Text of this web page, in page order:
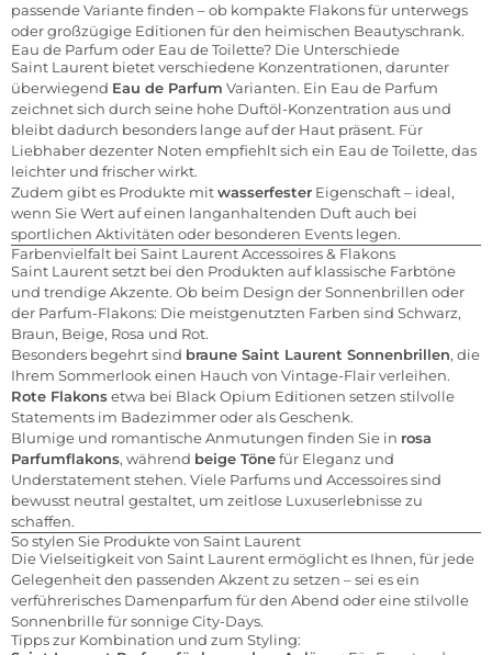
passende Variante finden – ob kompakte Flakons für unterwegs
oder großzügige Editionen für den heimischen Beautyschrank.
Eau de Parfum oder Eau de Toilette? Die Unterschiede
Saint Laurent bietet verschiedene Konzentrationen, darunter
überwiegend Eau de Parfum Varianten. Ein Eau de Parfum
zeichnet sich durch seine hohe Duftöl-Konzentration aus und
bleibt dadurch besonders lange auf der Haut präsent. Für
Liebhaber dezenter Noten empfiehlt sich ein Eau de Toilette, das
leichter und frischer wirkt.
Zudem gibt es Produkte mitwasserfester Eigenschaft – ideal,
wenn Sie Wert auf einen langanhaltenden Duft auch bei
sportlichen Aktivitäten oder besonderen Events legen.
Farbenvielfalt bei Saint Laurent Accessoires & Flakons
Saint Laurent setzt bei den Produkten auf klassische Farbtöne
und trendige Akzente. Ob beim Design der Sonnenbrillen oder
der Parfum-Flakons: Die meistgenutzten Farben sind Schwarz,
Braun, Beige, Rosa und Rot.
Besonders begehrt sind braune Saint Laurent Sonnenbrillen, die
Ihrem Sommerlook einen Hauch von Vintage-Flair verleihen.
Rote Flakonsetwa bei Black Opium Editionen setzen stilvolle
Statements im Badezimmer oder als Geschenk.
Blumige und romantische Anmutungen finden Sie in rosa
Parfumflakons, während beige Tönefür Eleganz und
Understatement stehen. Viele Parfums und Accessoires sind
bewusst neutral gestaltet, um zeitlose Luxuserlebnisse zu
schaffen.
So stylen Sie Produkte von Saint Laurent
Die Vielseitigkeit von Saint Laurent ermöglicht es Ihnen, für jede
Gelegenheit den passenden Akzent zu setzen – sei es ein
verführerisches Damenparfum für den Abend oder eine stilvolle
Sonnenbrille für sonnige City-Days.
Tipps zur Kombination und zum Styling: